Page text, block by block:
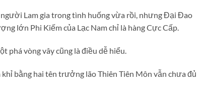
Lam gia trong tình huống vừa rồi, nhưng Đại Đao
lớn Phi Kiếm của Lạc Nam chỉ là hàng Cực Cấp.
phá vòng vây cũng là điều dễ hiểu.
bằng hai tên trưởng lão Thiên Tiên Môn vẫn chưa đủ